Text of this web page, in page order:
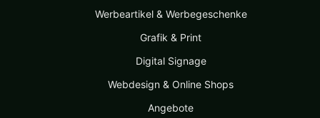
Werbeartikel & Werbegeschenke
Grafik & Print
Digital Signage
Webdesign & Online Shops
Angebote